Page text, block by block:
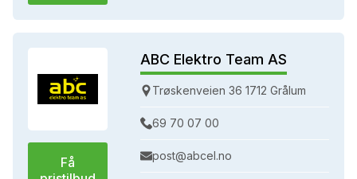
Få
ABC Elektro Team AS
Trøskenveien 36 1712 Grålum
69 70 07 00
post@abcel.no